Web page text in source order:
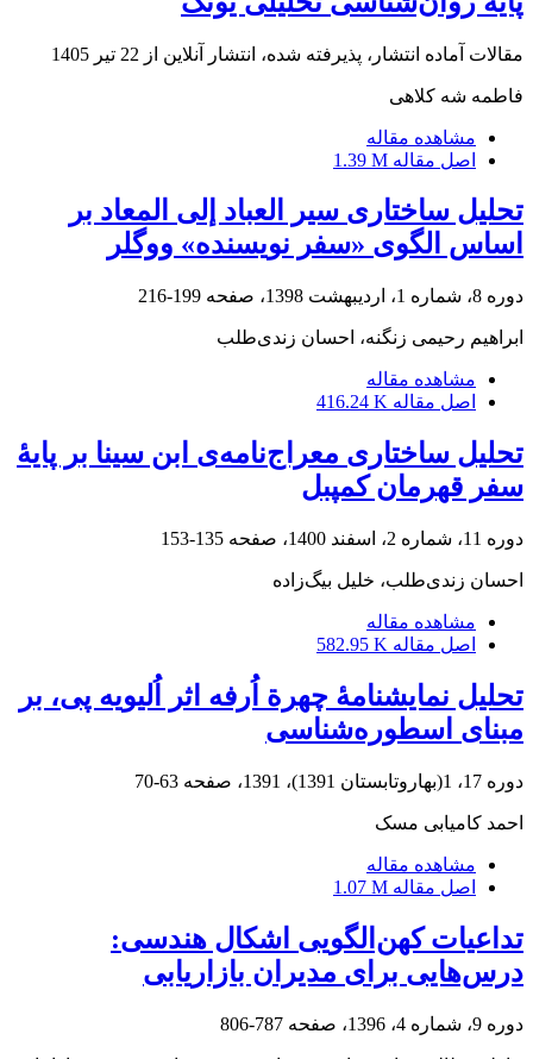
مقالات آماده انتشار، پذیرفته شده، انتشار آنلاین از 22 تیر 1405
فاطمه شه کلاهی
مشاهده مقاله
اصل مقاله 1.39 M
تحلیل ساختاری سیر العباد إلی المعاد بر
اساس الگوی «سفر نویسنده» ووگلر
دوره 8، شماره 1، اردیبهشت 1398، صفحه 199-216
ابراهیم رحیمی زنگنه، احسان زندی‌طلب
مشاهده مقاله
اصل مقاله 416.24 K
تحلیل ساختاری معراج‌نامه‌ی ابن سینا بر پایۀ
سفر قهرمان کمپبل
دوره 11، شماره 2، اسفند 1400، صفحه 135-153
احسان زندی‌طلب، خلیل بیگ‌زاده
مشاهده مقاله
اصل مقاله 582.95 K
تحلیل نمایشنامۀ چهرة اُرفه اثر اُلیویه پی، بر
مبنای اسطوره‌شناسی
دوره 17، 1(بهاروتابستان 1391)، 1391، صفحه 63-70
احمد کامیابی مسک
مشاهده مقاله
اصل مقاله 1.07 M
تداعیات کهن‌الگویی اشکال هندسی:
درس‌هایی برای مدیران بازاریابی
دوره 9، شماره 4، 1396، صفحه 787-806